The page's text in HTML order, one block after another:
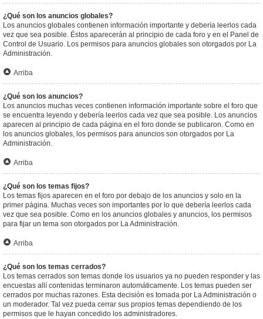
¿Qué son los anuncios globales?
Los anuncios globales contienen información importante y debería leerlos cada
vez que sea posible. Éstos aparecerán al principio de cada foro y en el Panel de
Control de Usuario. Los permisos para anuncios globales son otorgados por La
Administración.
Arriba
¿Qué son los anuncios?
Los anuncios muchas veces contienen información importante sobre el foro que
se encuentra leyendo y debería leerlos cada vez que sea posible. Los anuncios
aparecen al principio de cada página en el foro donde se publicaron. Como en
los anuncios globales, los permisos para anuncios son otorgados por La
Administración.
Arriba
¿Qué son los temas fijos?
Los temas fijos aparecen en el foro por debajo de los anuncios y solo en la
primer página. Muchas veces son importantes por lo que debería leerlos cada
vez que sea posible. Como en los anuncios globales y anuncios, los permisos
para fijar un tema son otorgados por La Administración.
Arriba
¿Qué son los temas cerrados?
Los temas cerrados son temas donde los usuarios ya no pueden responder y las
encuestas allí contenidas terminaron automáticamente. Los temas pueden ser
cerrados por muchas razones. Esta decisión es tomada por La Administración o
un moderador. Tal vez pueda cerrar sus propios temas dependiendo de los
permisos que le hayan concedido los administradores.